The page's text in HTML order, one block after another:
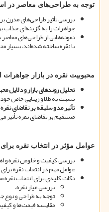
توجه به طراحیهای معاصر در
بررسی تأثیر طراحیهای مدرن
جواهرات را به گزینهای جذاب
نمونههایی از طراحیهای معاصر
با نقره ساخته شدهاند،
محبوبیت نقره در بازار جواهرات
تحلیل روندهای بازار و دلایل
نسبت به طلا و زیبایی خاص
تأثیر مد و سلیقه بر تقاضای نقره
مستقیم بر تقاضای نقره تأثیر
عوامل مؤثر در انتخاب نقره
بررسی کیفیت و خلوص نقره و
عوامل مهم در انتخاب نقره
نکات کلیدی برای انتخاب
بررسی عیار نقره.
توجه به طراحی و نوع
مقایسه قیمتها و